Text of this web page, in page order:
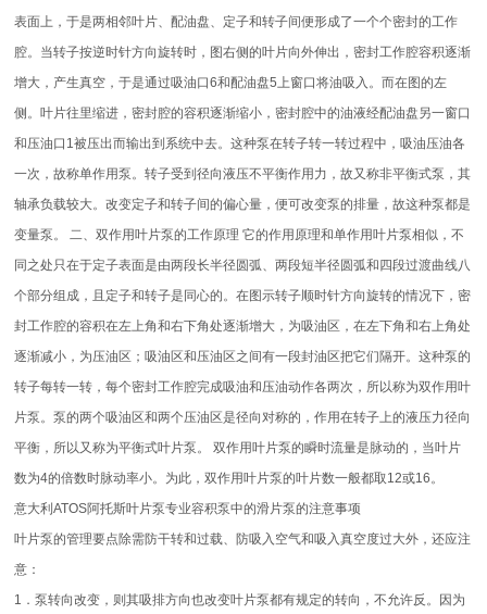
表面上，于是两相邻叶片、配油盘、定子和转子间便形成了一个个密封的工作
腔。当转子按逆时针方向旋转时，图右侧的叶片向外伸出，密封工作腔容积逐渐
增大，产生真空，于是通过吸油口6和配油盘5上窗口将油吸入。而在图的左
侧。叶片往里缩进，密封腔的容积逐渐缩小，密封腔中的油液经配油盘另一窗口
和压油口1被压出而输出到系统中去。这种泵在转子转一转过程中，吸油压油各
一次，故称单作用泵。转子受到径向液压不平衡作用力，故又称非平衡式泵，其
轴承负载较大。改变定子和转子间的偏心量，便可改变泵的排量，故这种泵都是
变量泵。 二、双作用叶片泵的工作原理 它的作用原理和单作用叶片泵相似，不
同之处只在于定子表面是由两段长半径圆弧、两段短半径圆弧和四段过渡曲线八
个部分组成，且定子和转子是同心的。在图示转子顺时针方向旋转的情况下，密
封工作腔的容积在左上角和右下角处逐渐增大，为吸油区，在左下角和右上角处
逐渐减小，为压油区；吸油区和压油区之间有一段封油区把它们隔开。这种泵的
转子每转一转，每个密封工作腔完成吸油和压油动作各两次，所以称为双作用叶
片泵。泵的两个吸油区和两个压油区是径向对称的，作用在转子上的液压力径向
平衡，所以又称为平衡式叶片泵。 双作用叶片泵的瞬时流量是脉动的，当叶片
数为4的倍数时脉动率小。为此，双作用叶片泵的叶片数一般都取12或16。
意大利ATOS阿托斯叶片泵专业容积泵中的滑片泵的注意事项
叶片泵的管理要点除需防干转和过载、防吸入空气和吸入真空度过大外，还应注
意：
1．泵转向改变，则其吸排方向也改变叶片泵都有规定的转向，不允许反。因为